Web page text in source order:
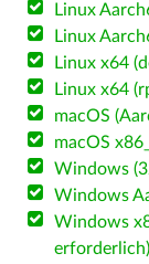
Linux
Linux
Linux x64
Linux x64
macOS
macOS
Windows
Windows
Windows
erforderlich)